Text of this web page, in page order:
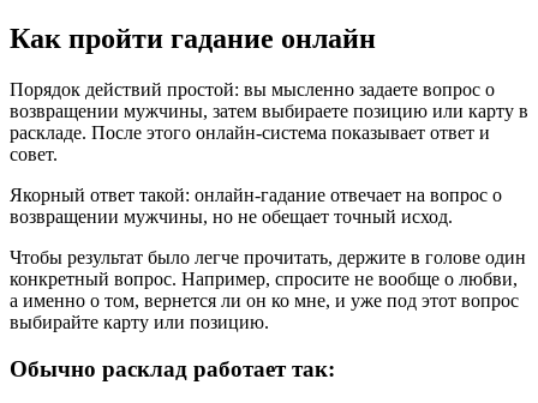
Как пройти гадание онлайн
Порядок действий простой: вы мысленно задаете вопрос о
возвращении мужчины, затем выбираете позицию или карту в
раскладе. После этого онлайн-система показывает ответ и
совет.
Якорный ответ такой: онлайн-гадание отвечает на вопрос о
возвращении мужчины, но не обещает точный исход.
Чтобы результат было легче прочитать, держите в голове один
конкретный вопрос. Например, спросите не вообще о любви,
а именно о том, вернется ли он ко мне, и уже под этот вопрос
выбирайте карту или позицию.
Обычно расклад работает так: